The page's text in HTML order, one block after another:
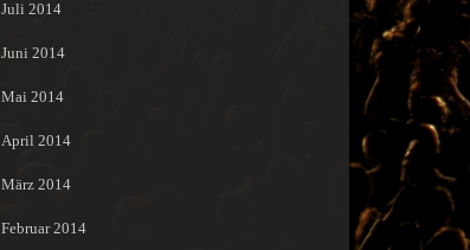
Juli 2014
Juni 2014
Mai 2014
April 2014
März 2014
Februar 2014